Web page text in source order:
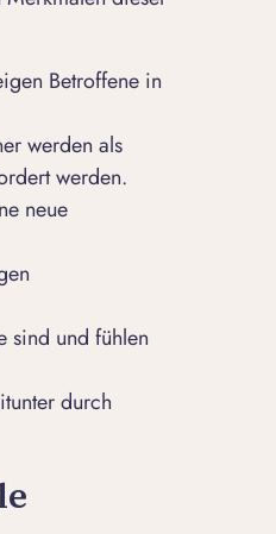
Betroffene in
werden als
werden.
neue
sind und fühlen
durch